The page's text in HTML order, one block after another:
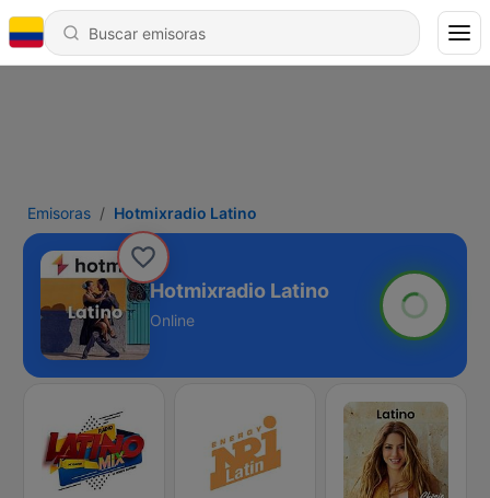
Emisoras Hotmixradio Latino
Hotmixradio Latino
Online